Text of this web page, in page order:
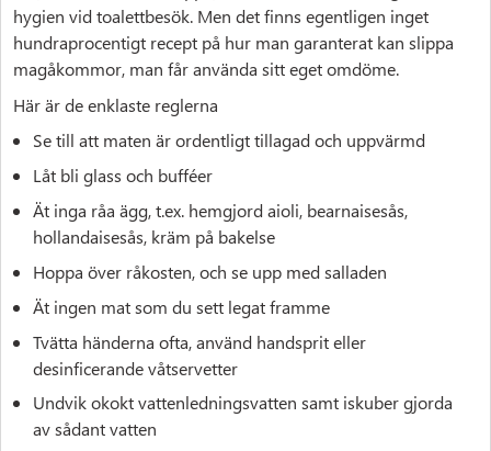
hygien vid toalettbesök. Men det finns egentligen inget
hundraprocentigt recept på hur man garanterat kan slippa
magåkommor, man får använda sitt eget omdöme.
Här är de enklaste reglerna
Se till att maten är ordentligt tillagad och uppvärmd
Låt bli glass och bufféer
Ät inga råa ägg, t.ex. hemgjord aioli, bearnaisesås,
hollandaisesås, kräm på bakelse
Hoppa över råkosten, och se upp med salladen
Ät ingen mat som du sett legat framme
Tvätta händerna ofta, använd handsprit eller
desinficerande våtservetter
Undvik okokt vattenledningsvatten samt iskuber gjorda
av sådant vatten